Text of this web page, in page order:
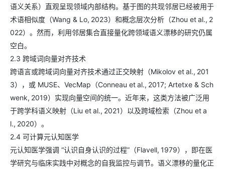
语义关系）直观呈现领域内部结构。基于图的共现邻居已经被用于
术语相似度（Wang & Lo, 2023）和概念层次分析（Zhou et al., 2
022）。然而，利用邻居集合直接量化跨领域语义漂移的研究仍属
空白。
2.3 跨域词向量对齐技术
跨语言或跨域词向量对齐技术通过正交映射（Mikolov et al., 201
3），或 MUSE、VecMap（Conneau et al., 2017; Artetxe & Sch
wenk, 2019）实现向量空间的统一。近年来，这类方法被广泛用
于跨学科语义映射（Liu et al., 2021）以及跨域检索（Zhou et a
l., 2020）。
2.4 可计算元认知医学
元认知医学强调 “认识自身认识的过程”（Flavell, 1979），即在医
学研究与临床实践中对概念的自我监控与调节。语义漂移的量化正